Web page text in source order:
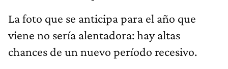
La foto que se anticipa para el año que
viene no sería alentadora: hay altas
chances de un nuevo período recesivo.